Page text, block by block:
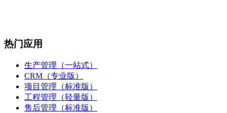
热门应用
生产管理（一站式）
CRM（专业版）
项目管理（标准版）
工程管理（轻量版）
售后管理（标准版）